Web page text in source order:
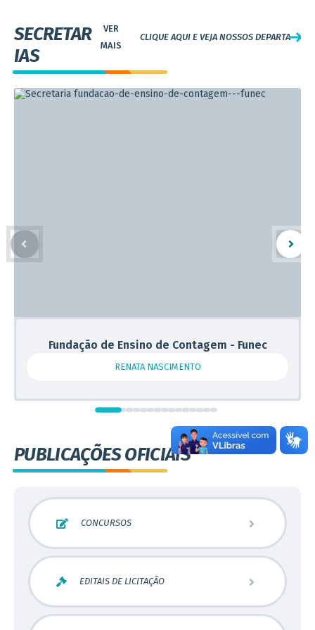
SECRETAR
IAS
CLIQUE AQUI E VEJA NOSSOS
Fundação de Ensino de Contagem - Funec
RENATA NASCIMENTO
PUBLICAÇÕES OFICIAIS
CONCURSOS
EDITAIS DE LICITAÇÃO